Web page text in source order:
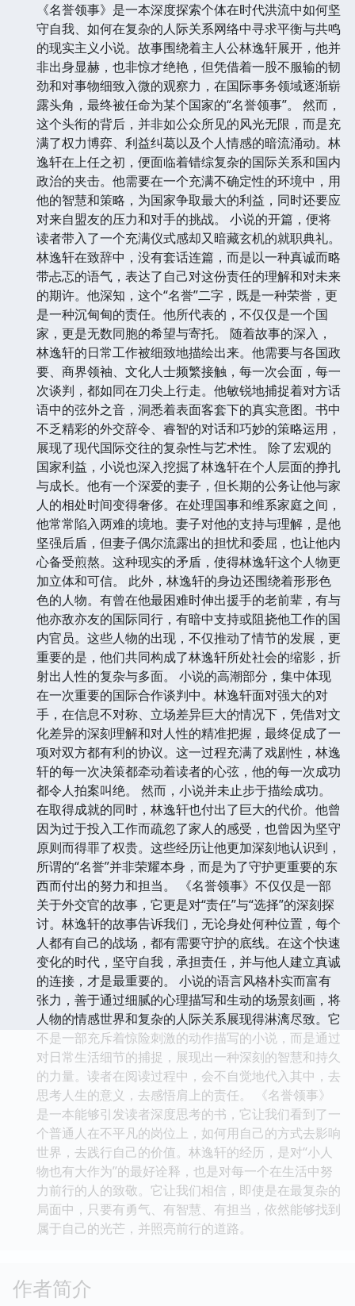
《名誉领事》是一本深度探索个体在时代洪流中如何坚
守自我、如何在复杂的人际关系网络中寻求平衡与共鸣
的现实主义小说。故事围绕着主人公林逸轩展开，他并
非出身显赫，也非惊才绝艳，但凭借着一股不服输的韧
劲和对事物细致入微的观察力，在国际事务领域逐渐崭
露头角，最终被任命为某个国家的“名誉领事”。 然而，
这个头衔的背后，并非如公众所见的风光无限，而是充
满了权力博弈、利益纠葛以及个人情感的暗流涌动。林
逸轩在上任之初，便面临着错综复杂的国际关系和国内
政治的夹击。他需要在一个充满不确定性的环境中，用
他的智慧和策略，为国家争取最大的利益，同时还要应
对来自盟友的压力和对手的挑战。 小说的开篇，便将
读者带入了一个充满仪式感却又暗藏玄机的就职典礼。
林逸轩在致辞中，没有套话连篇，而是以一种真诚而略
带忐忑的语气，表达了自己对这份责任的理解和对未来
的期许。他深知，这个“名誉”二字，既是一种荣誉，更
是一种沉甸甸的责任。他所代表的，不仅仅是一个国
家，更是无数同胞的希望与寄托。 随着故事的深入，
林逸轩的日常工作被细致地描绘出来。他需要与各国政
要、商界领袖、文化人士频繁接触，每一次会面，每一
次谈判，都如同在刀尖上行走。他敏锐地捕捉着对方话
语中的弦外之音，洞悉着表面客套下的真实意图。书中
不乏精彩的外交辞令、睿智的对话和巧妙的策略运用，
展现了现代国际交往的复杂性与艺术性。 除了宏观的
国家利益，小说也深入挖掘了林逸轩在个人层面的挣扎
与成长。他有一个深爱的妻子，但长期的公务让他与家
人的相处时间变得奢侈。在处理国事和维系家庭之间，
他常常陷入两难的境地。妻子对他的支持与理解，是他
坚强后盾，但妻子偶尔流露出的担忧和委屈，也让他内
心备受煎熬。这种现实的矛盾，使得林逸轩这个人物更
加立体和可信。 此外，林逸轩的身边还围绕着形形色
色的人物。有曾在他最困难时伸出援手的老前辈，有与
他亦敌亦友的国际同行，有暗中支持或阻挠他工作的国
内官员。这些人物的出现，不仅推动了情节的发展，更
重要的是，他们共同构成了林逸轩所处社会的缩影，折
射出人性的复杂与多面。 小说的高潮部分，集中体现
在一次重要的国际合作谈判中。林逸轩面对强大的对
手，在信息不对称、立场差异巨大的情况下，凭借对文
化差异的深刻理解和对人性的精准把握，最终促成了一
项对双方都有利的协议。这一过程充满了戏剧性，林逸
轩的每一次决策都牵动着读者的心弦，他的每一次成功
都令人拍案叫绝。 然而，小说并未止步于描绘成功。
在取得成就的同时，林逸轩也付出了巨大的代价。他曾
因为过于投入工作而疏忽了家人的感受，也曾因为坚守
原则而得罪了权贵。这些经历让他更加深刻地认识到，
所谓的“名誉”并非荣耀本身，而是为了守护更重要的东
西而付出的努力和担当。 《名誉领事》不仅仅是一部
关于外交官的故事，它更是对“责任”与“选择”的深刻探
讨。林逸轩的故事告诉我们，无论身处何种位置，每个
人都有自己的战场，都有需要守护的底线。在这个快速
变化的时代，坚守自我，承担责任，并与他人建立真诚
的连接，才是最重要的。 小说的语言风格朴实而富有
张力，善于通过细腻的心理描写和生动的场景刻画，将
人物的情感世界和复杂的人际关系展现得淋漓尽致。它
不是一部充斥着惊险刺激的动作描写的小说，而是通过
对日常生活细节的捕捉，展现出一种深刻的智慧和持久
的力量。读者在阅读过程中，会不自觉地代入其中，去
思考人生的意义，去感悟肩上的责任。 《名誉领事》
是一本能够引发读者深度思考的书，它让我们看到了一
个普通人在不平凡的岗位上，如何用自己的方式去影响
世界，去践行自己的价值。林逸轩的经历，是对“小人
物也有大作为”的最好诠释，也是对每一个在生活中努
力前行的人的致敬。它让我们相信，即使是在最复杂的
局面中，只要有勇气、有智慧、有担当，依然能够找到
属于自己的光芒，并照亮前行的道路。
作者简介